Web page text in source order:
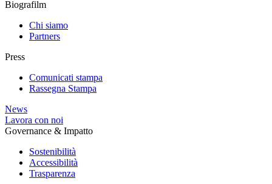
Biografilm
Chi siamo
Partners
Press
Comunicati stampa
Rassegna Stampa
News
Lavora con noi
Governance & Impatto
Sostenibilità
Accessibilità
Trasparenza